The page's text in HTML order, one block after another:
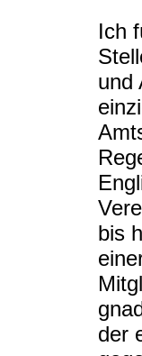
Ich
und
bis
der